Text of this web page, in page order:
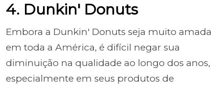
4. Dunkin' Donuts
Embora a Dunkin' Donuts seja muito amada
em toda a América, é difícil negar sua
diminuição na qualidade ao longo dos anos,
especialmente em seus produtos de